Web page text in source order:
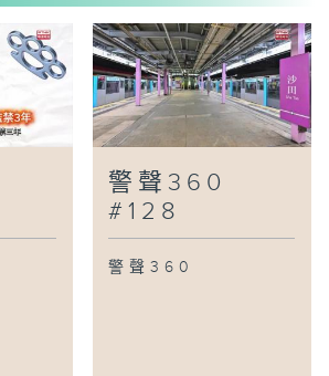
警聲360
#128
警聲360